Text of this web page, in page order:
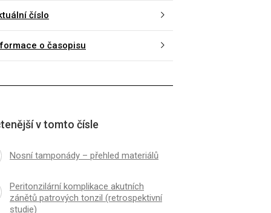
číslo
o časopisu
v tomto čísle
Nosní tamponády – přehled materiálů
Peritonzilární komplikace akutních
zánětů patrových tonzil (retrospektivní
studie)